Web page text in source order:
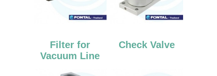
Filter for
Vacuum Line
Check Valve